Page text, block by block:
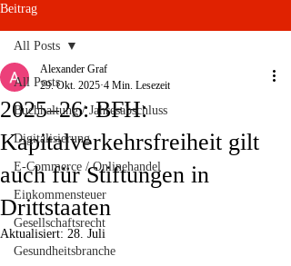
Beitrag
All Posts
Buchhaltung / Jahresabschluss
Digitalisierung
E-Commerce / Onlinehandel
Einkommensteuer
Gesellschaftsrecht
Gesundheitsbranche
All Posts
2025–26: BFH:
Kapitalverkehrsfreiheit gilt
auch für Stiftungen in
Drittstaaten
Alexander Graf
29. Okt. 2025 4 Min. Lesezeit
Aktualisiert: 28. Juli